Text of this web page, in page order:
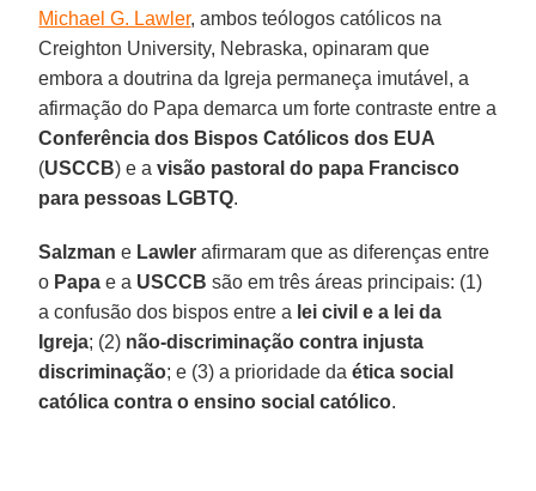
Michael G. Lawler, ambos teólogos católicos na
Creighton University, Nebraska, opinaram que
embora a doutrina da Igreja permaneça imutável, a
afirmação do Papa demarca um forte contraste entre a
Conferência dos Bispos Católicos dos EUA
(USCCB) e avisão pastoral do papa Francisco
para pessoas LGBTQ.
Salzman e Lawler afirmaram que as diferenças entre
o Papa e a USCCB são em três áreas principais: (1)
a confusão dos bispos entre a lei civil e a lei da
Igreja; (2) não-discriminação contra injusta
discriminação; e (3) a prioridade daética social
católica contra o ensino social católico.